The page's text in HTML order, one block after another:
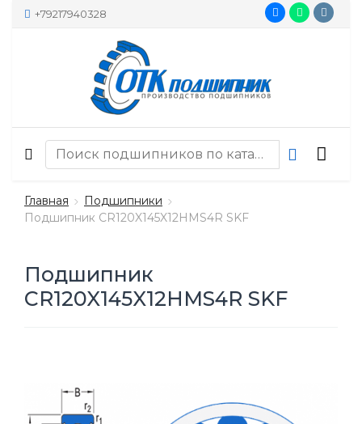
+79217940328
Главная
Подшипники
Подшипник CR120X145X12HMS4R SKF
Подшипник
CR120X145X12HMS4R SKF